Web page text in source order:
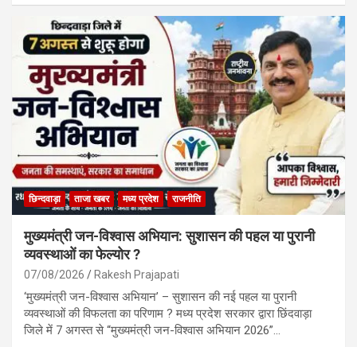
ce
b
o
o
k
at
s
A
p
p
ail ar
e
छिन्दवाड़ा ताजा खबर मध्य प्रदेश राजनीति
मुख्यमंत्री जन-विश्वास अभियान: सुशासन की पहल या पुरानी
व्यवस्थाओं का फेल्योर ?
07/08/2026 Rakesh Prajapati
‘मुख्यमंत्री जन-विश्वास अभियान’ – सुशासन की नई पहल या पुरानी
व्यवस्थाओं की विफलता का परिणाम ? मध्य प्रदेश सरकार द्वारा छिंदवाड़ा
जिले में 7 अगस्त से “मुख्यमंत्री जन-विश्वास अभियान 2026”…